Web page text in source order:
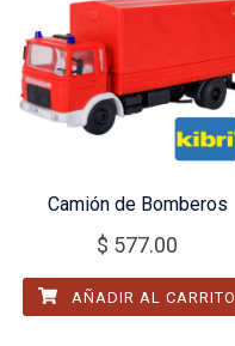
Camión de Bomberos
$ 577.00
AÑADIR AL CARRITO